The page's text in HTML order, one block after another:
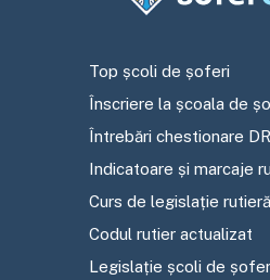
Top școli de șoferi
Înscriere la școala de
Întrebări chestionare
Indicatoare și marcaje
Curs de legislație rutieră
Codul rutier actualizat
Legislație școli de